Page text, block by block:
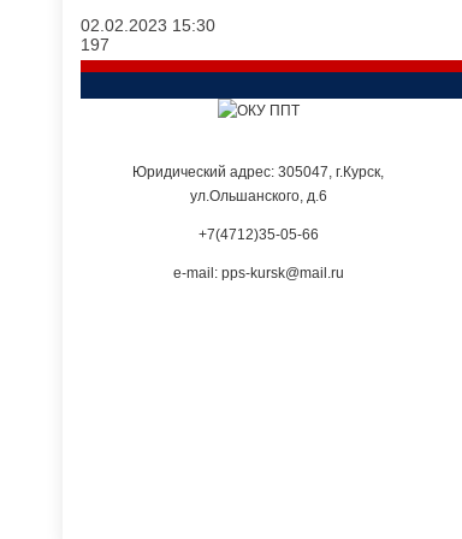
02.02.2023 15:30
197
Юридический адрес: 305047, г.Курск,
ул.Ольшанского, д.6
+7(4712)35-05-66
e-mail: pps-kursk@mail.ru